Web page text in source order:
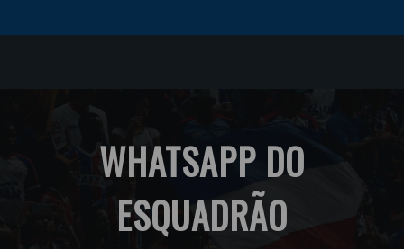
WHATSAPP DO
ESQUADRÃO